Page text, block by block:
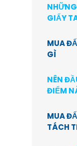
GIẤY
MUA
GÌ
NÊN
ĐIỂM
MUA
TÁCH